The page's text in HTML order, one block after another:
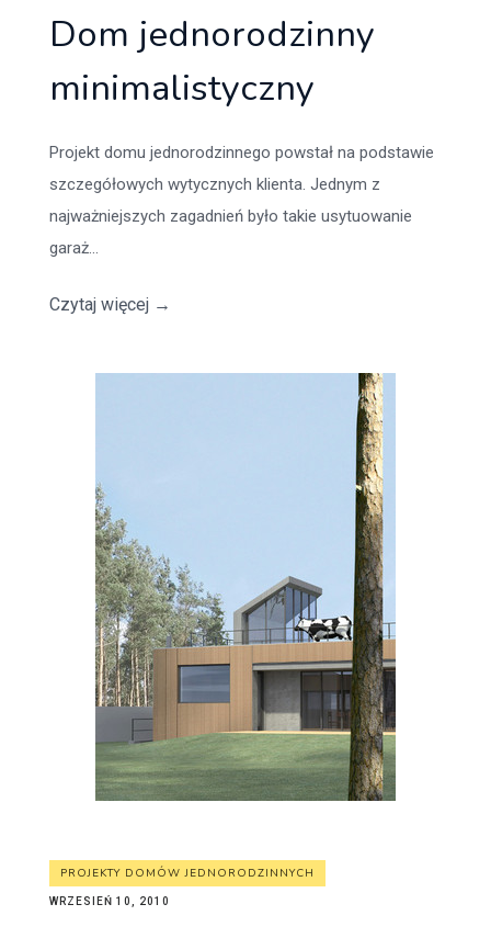
Dom jednorodzinny
minimalistyczny
Projekt domu jednorodzinnego powstał na podstawie
szczegółowych wytycznych klienta. Jednym z
najważniejszych zagadnień było takie usytuowanie
garaż...
Czytaj więcej →
PROJEKTY DOMÓW JEDNORODZINNYCH
WRZESIEŃ 10, 2010